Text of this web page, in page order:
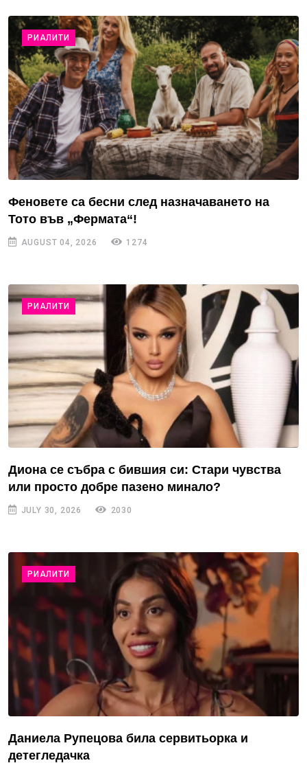
РИАЛИТИ
Феновете са бесни след назначаването на
Тото във „Фермата“!
AUGUST 04, 2026 1274
РИАЛИТИ
Диона се събра с бившия си: Стари чувства
или просто добре пазено минало?
JULY 30, 2026 2030
РИАЛИТИ
Даниела Рупецова била сервитьорка и
детегледачка